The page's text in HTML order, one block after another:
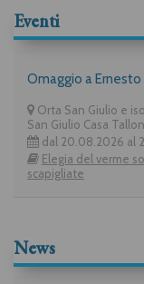
Eventi
Omaggio a
Orta San Giulio e
San Giulio Casa
dal 20.08.2026 al
Elegia del verme
scapigliate
News